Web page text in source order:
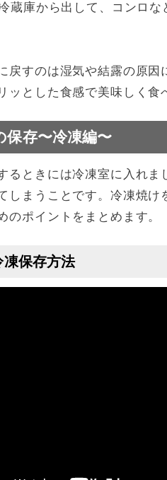
蔵庫から出して、コンロ
戻すのは湿気や結露の原
ッとした食感で美味しく食
保存〜冷凍編〜
るときには冷凍室に入れ
しまうことです。冷凍焼
のポイントをまとめます。
凍保存方法